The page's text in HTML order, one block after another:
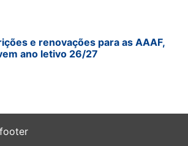
e renovações para as AAAF,
ano letivo 26/27